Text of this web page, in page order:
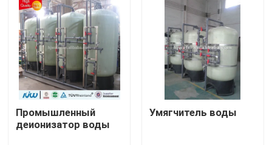
Путешествие фабрики
Проверка качества
Свяжитесь мы
Промышленный
деионизатор воды
Умягчитель воды